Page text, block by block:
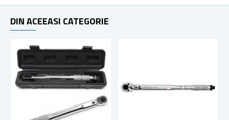
DIN ACEEASI CATEGORIE